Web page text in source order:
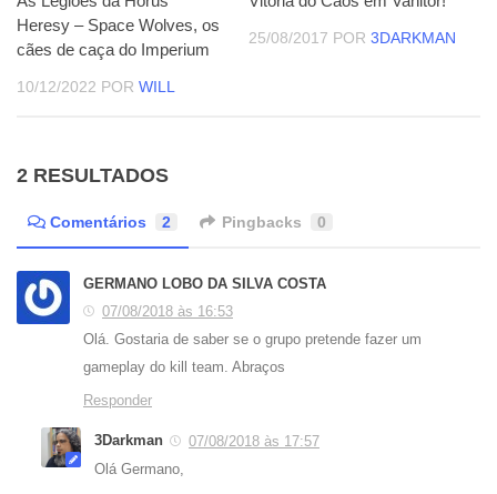
Heresy – Space Wolves, os
cães de caça do Imperium
10/12/2022 POR WILL
25/08/2017 POR 3DARKMAN
2 RESULTADOS
Comentários 2 Pingbacks 0
GERMANO LOBO DA SILVA COSTA
07/08/2018 às 16:53
Olá. Gostaria de saber se o grupo pretende fazer um
gameplay do kill team. Abraços
Responder
3Darkman
07/08/2018 às 17:57
Olá Germano,